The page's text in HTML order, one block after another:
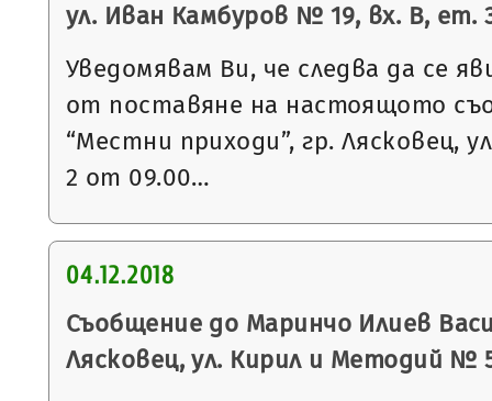
ул. Иван Камбуров № 19, вх. В, ет.
Уведомявам Ви, че следва да се
от поставяне на настоящото
“Местни приходи”, гр. Лясковец,
2 от 09.00…
04.12.2018
Съобщение до Маринчо Илиев
Лясковец, ул. Кирил и Методий №